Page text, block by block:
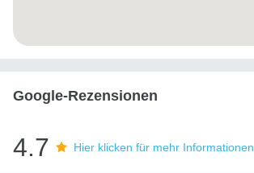
Google-Rezensionen
4.7 Hier klicken für mehr Informationen